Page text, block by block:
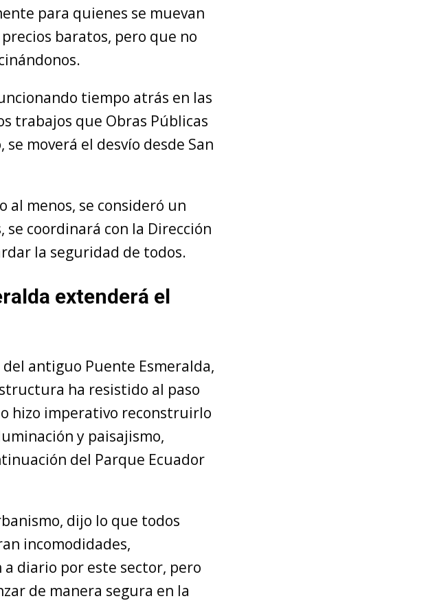
para quienes se muevan
baratos, pero que no
tiempo atrás en las
trabajos que Obras Públicas
moverá el desvío desde San
al menos, se consideró un
se coordinará con la Dirección
la seguridad de todos.
extenderá el
antiguo Puente Esmeralda,
ha resistido al paso
hizo imperativo reconstruirlo
y paisajismo,
del Parque Ecuador
dijo lo que todos
incomodidades,
diario por este sector, pero
de manera segura en la